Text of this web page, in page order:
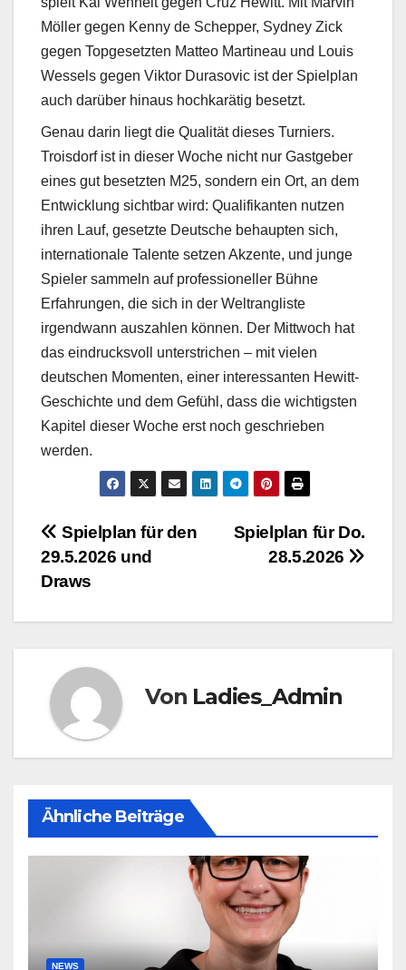
Möller gegen Kenny de Schepper, Sydney Zick
gegen Topgesetzten Matteo Martineau und Louis
Wessels gegen Viktor Durasovic ist der Spielplan
auch darüber hinaus hochkarätig besetzt.
Genau darin liegt die Qualität dieses Turniers.
Troisdorf ist in dieser Woche nicht nur Gastgeber
eines gut besetzten M25, sondern ein Ort, an dem
Entwicklung sichtbar wird: Qualifikanten nutzen
ihren Lauf, gesetzte Deutsche behaupten sich,
internationale Talente setzen Akzente, und junge
Spieler sammeln auf professioneller Bühne
Erfahrungen, die sich in der Weltrangliste
irgendwann auszahlen können. Der Mittwoch hat
das eindrucksvoll unterstrichen – mit vielen
deutschen Momenten, einer interessanten Hewitt-
Geschichte und dem Gefühl, dass die wichtigsten
Kapitel dieser Woche erst noch geschrieben
werden.
BeitragsnavigationSpielplan für Do.
28.5.2026
Spielplan für den
29.5.2026 und
Draws
Von Ladies_Admin
Ähnliche Beiträge
NEWS